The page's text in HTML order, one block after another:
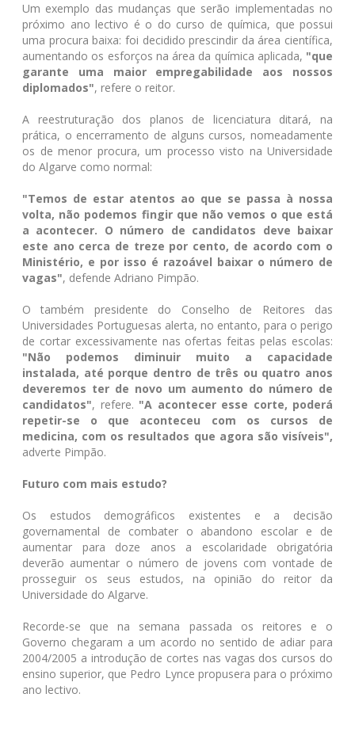
Um exemplo das mudanças que serão implementadas no
próximo ano lectivo é o do curso de química, que possui
uma procura baixa: foi decidido prescindir da área científica,
aumentando os esforços na área da química aplicada, "que
garante uma maior empregabilidade aos nossos
diplomados", refere o reitor.
A reestruturação dos planos de licenciatura ditará, na
prática, o encerramento de alguns cursos, nomeadamente
os de menor procura, um processo visto na Universidade
do Algarve como normal:
"Temos de estar atentos ao que se passa à nossa
volta, não podemos fingir que não vemos o que está
a acontecer. O número de candidatos deve baixar
este ano cerca de treze por cento, de acordo com o
Ministério, e por isso é razoável baixar o número de
vagas", defende Adriano Pimpão.
O também presidente do Conselho de Reitores das
Universidades Portuguesas alerta, no entanto, para o perigo
de cortar excessivamente nas ofertas feitas pelas escolas:
"Não podemos diminuir muito a capacidade
instalada, até porque dentro de três ou quatro anos
deveremos ter de novo um aumento do número de
candidatos", refere. "A acontecer esse corte, poderá
repetir-se o que aconteceu com os cursos de
medicina, com os resultados que agora são visíveis",
adverte Pimpão.
Futuro com mais estudo?
Os estudos demográficos existentes e a decisão
governamental de combater o abandono escolar e de
aumentar para doze anos a escolaridade obrigatória
deverão aumentar o número de jovens com vontade de
prosseguir os seus estudos, na opinião do reitor da
Universidade do Algarve.
Recorde-se que na semana passada os reitores e o
Governo chegaram a um acordo no sentido de adiar para
2004/2005 a introdução de cortes nas vagas dos cursos do
ensino superior, que Pedro Lynce propusera para o próximo
ano lectivo.